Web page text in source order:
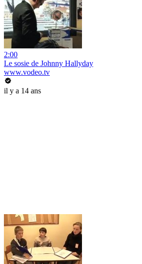
2:00
Le sosie de Johnny Hallyday
www.vodeo.tv
il y a 14 ans